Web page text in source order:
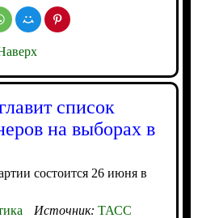
список
на выборах в
состоится 26 июня в
Источник: ТАСС